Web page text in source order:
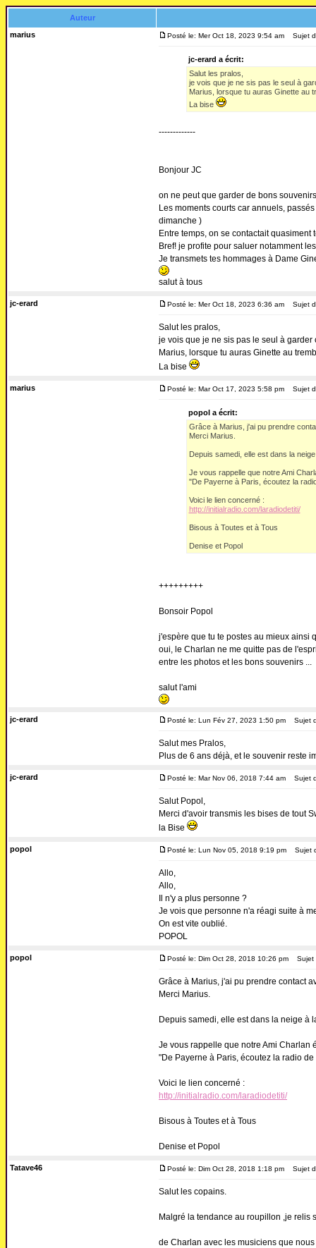
Auteur
marius
Posté le: Mer Oct 18, 2023 9:54 am Sujet
jc-erard a écrit:
Salut les pralos,
je vois que je ne sis pas le seul à
Marius, lorsque tu auras Ginette au
La bise
-------------
Bonjour JC
on ne peut que garder de bons
Les moments courts car annuels,
dimanche )
Entre temps, on se contactait quasiment
Bref! je profite pour saluer notamment
Je transmets tes hommages à Dame
salut à tous
jc-erard Posté le: Mer Oct 18, 2023 6:36 am Sujet
Salut les pralos,
je vois que je ne sis pas le seul à
Marius, lorsque tu auras Ginette au
La bise
marius Posté le: Mar Oct 17, 2023 5:58 pm Sujet
popol a écrit:
Grâce à Marius, j'ai pu prendre
Merci Marius.
Depuis samedi, elle est dans la
Je vous rappelle que notre Ami
"De Payerne à Paris, écoutez la
Voici le lien concerné :
http://initialradio.com/laradiodetiti/
Bisous à Toutes et à Tous
Denise et Popol
+++++++++
Bonsoir Popol
j'espère que tu te postes au mieux ainsi
oui, le Charlan ne me quitte pas de
entre les photos et les bons souvenirs ...
salut l'ami
jc-erard Posté le: Lun Fév 27, 2023 1:50 pm Sujet
Salut mes Pralos,
Plus de 6 ans déjà, et le souvenir reste
jc-erard Posté le: Mar Nov 06, 2018 7:44 am Sujet
Salut Popol,
Merci d'avoir transmis les bises de tout
la Bise
popol Posté le: Lun Nov 05, 2018 9:19 pm Sujet
Allo,
Allo,
Il n'y a plus personne ?
Je vois que personne n'a réagi suite à
On est vite oublié.
POPOL
popol Posté le: Dim Oct 28, 2018 10:26 pm Sujet
Grâce à Marius, j'ai pu prendre contact
Merci Marius.
Depuis samedi, elle est dans la neige à
Je vous rappelle que notre Ami Charlan
"De Payerne à Paris, écoutez la radio de
Voici le lien concerné :
http://initialradio.com/laradiodetiti/
Bisous à Toutes et à Tous
Denise et Popol
Tatave46 Posté le: Dim Oct 28, 2018 1:18 pm Sujet
Salut les copains.
Malgré la tendance au roupillon ,je relis
de Charlan avec les musiciens que